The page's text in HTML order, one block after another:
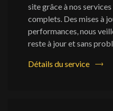
site grâce à nos
complets. Des mises à
performances, nous
reste à jour et sans
Détails du service